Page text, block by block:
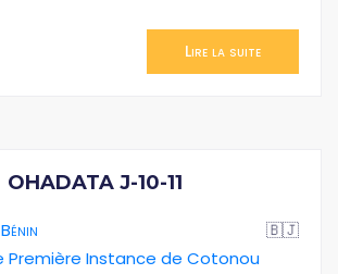
Lire la suite
OHADATA J-10-11
Bénin
🇧🇯
Première Instance de Cotonou